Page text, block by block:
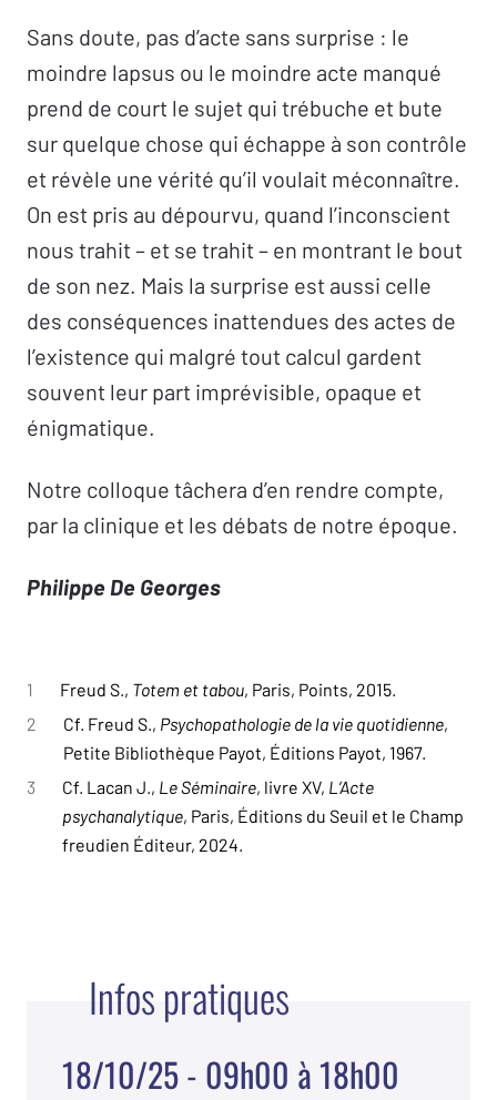
Infos pratiques
18/10/25 - 09h00 à 18h00
Sans doute, pas d’acte sans surprise : le
moindre lapsus ou le moindre acte manqué
prend de court le sujet qui trébuche et bute
sur quelque chose qui échappe à son contrôle
et révèle une vérité qu’il voulait méconnaître.
On est pris au dépourvu, quand l’inconscient
nous trahit – et se trahit – en montrant le bout
de son nez. Mais la surprise est aussi celle
des conséquences inattendues des actes de
l’existence qui malgré tout calcul gardent
souvent leur part imprévisible, opaque et
énigmatique.
Notre colloque tâchera d’en rendre compte,
par la clinique et les débats de notre époque.
Philippe De Georges
1 Freud S., Totem et tabou, Paris, Points, 2015.
2
Cf. Freud S., Psychopathologie de la vie quotidienne,
Petite Bibliothèque Payot, Éditions Payot, 1967.
3
Cf. Lacan J., Le Séminaire, livre XV, L’Acte
psychanalytique, Paris, Éditions du Seuil et le Champ
freudien Éditeur, 2024.